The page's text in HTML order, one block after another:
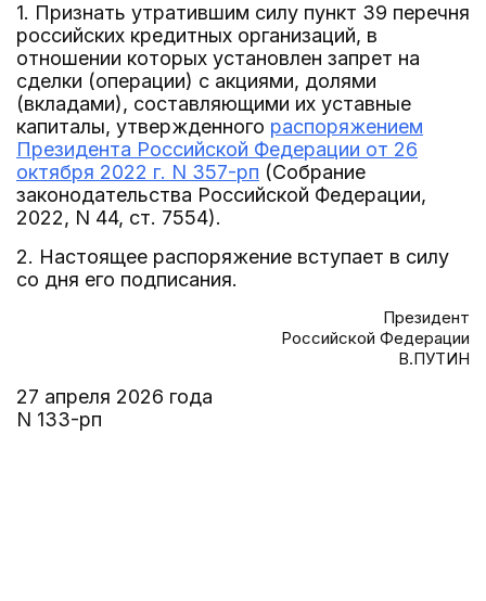
1. Признать утратившим силу пункт 39 перечня
российских кредитных организаций, в
отношении которых установлен запрет на
сделки (операции) с акциями, долями
(вкладами), составляющими их уставные
капиталы, утвержденного распоряжением
Президента Российской Федерации от 26
октября 2022 г. N 357-рп (Собрание
законодательства Российской Федерации,
2022, N 44, ст. 7554).
2. Настоящее распоряжение вступает в силу
со дня его подписания.
Президент
Российской Федерации
В.ПУТИН
27 апреля 2026 года
N 133-рп